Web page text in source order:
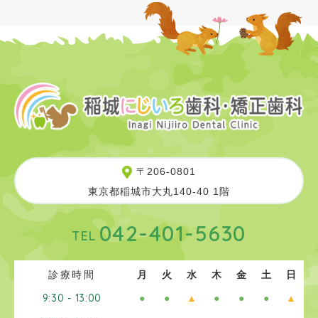
〒206-0801
東京都稲城市大丸140-40 1階
TEL 042-401-5630
診療時間 月 火 水 木 金 土 日
9:30 - 13:00 ● ● ▲ ● ● ● ▲